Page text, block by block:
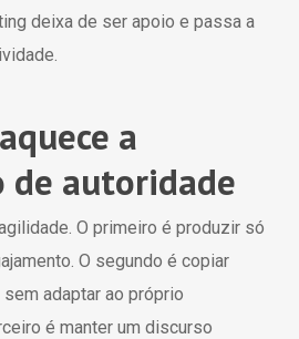
deixa de ser apoio e passa a
a
de autoridade
O primeiro é produzir só
O segundo é copiar
adaptar ao próprio
é manter um discurso